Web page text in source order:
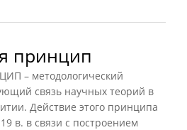
принцип
– методологический
связь научных теорий в
Действие этого принципа
в. в связи с построением